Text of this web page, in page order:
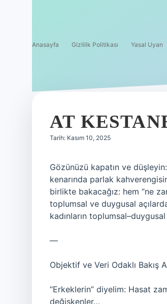
Anasayfa Gizlilik Politikası Yasal Uyarı
AT
Tarih: Kasım 10, 2025
Gözünüzü kapatın ve
kenarında parlak
birlikte bakacağız: hem “ne
toplumsal ve duygusal
kadınların
—
Objektif ve Veri Odaklı Bakış
“Erkeklerin” diyelim: Hasat
değişkenler…